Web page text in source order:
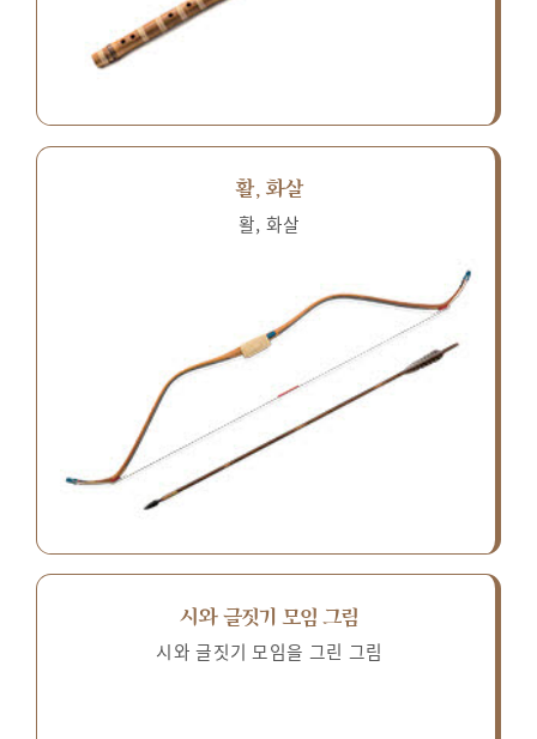
활, 화살
활, 화살
시와 글짓기 모임 그림
시와 글짓기 모임을 그린 그림